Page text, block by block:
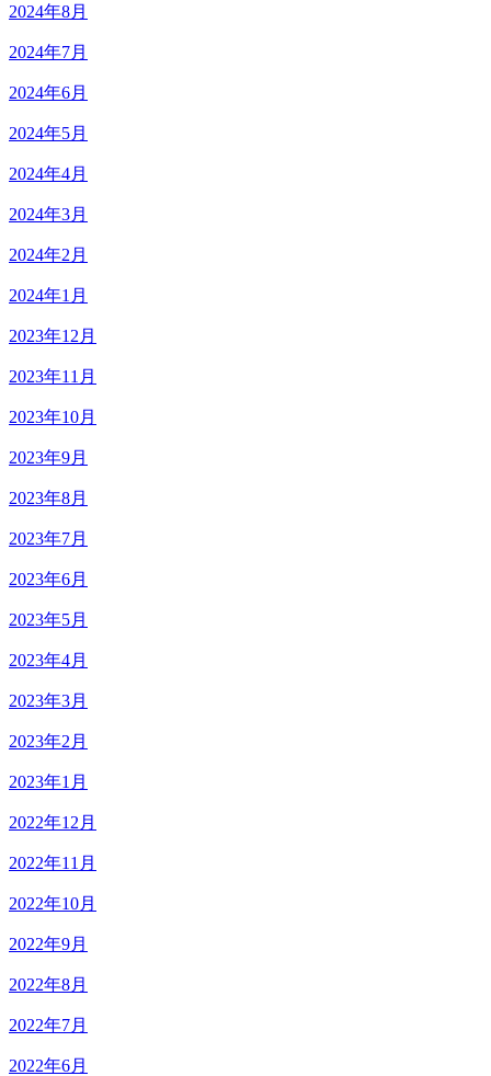
2024年8月
2024年7月
2024年6月
2024年5月
2024年4月
2024年3月
2024年2月
2024年1月
2023年12月
2023年11月
2023年10月
2023年9月
2023年8月
2023年7月
2023年6月
2023年5月
2023年4月
2023年3月
2023年2月
2023年1月
2022年12月
2022年11月
2022年10月
2022年9月
2022年8月
2022年7月
2022年6月